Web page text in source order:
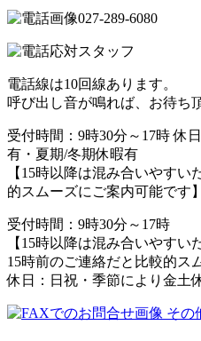
027-289-6080
電話線は10回線あります。
呼び出し音が鳴れば、お待ち
受付時間：9時30分～17時 休
有・夏期/冬期休暇有
【15時以降は混み合いやす
的スムーズにご案内可能です】
受付時間：9時30分～17時
【15時以降は混み合いやすい
15時前のご連絡だと比較的ス
休日：日祝・季節により金土
その